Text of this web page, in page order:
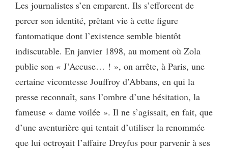
Les journalistes s’en emparent. Ils s’efforcent de
percer son identité, prêtant vie à cette figure
fantomatique dont l’existence semble bientôt
indiscutable. En janvier 1898, au moment où Zola
publie son « J’Accuse… ! », on arrête, à Paris, une
certaine vicomtesse Jouffroy d’Abbans, en qui la
presse reconnaît, sans l’ombre d’une hésitation, la
fameuse « dame voilée ». Il ne s’agissait, en fait, que
d’une aventurière qui tentait d’utiliser la renommée
que lui octroyait l’affaire Dreyfus pour parvenir à ses